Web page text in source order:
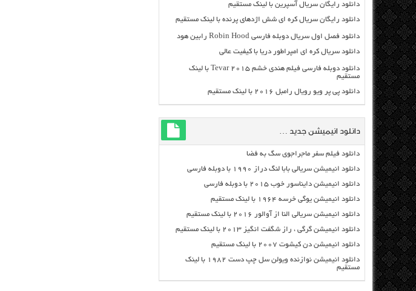
دانلود رایگان سریال آسپرین با لینک مستقیم
دانلود رایگان سریال کره ای شش اژدهای پرنده با لینک مستقیم
دانلود فصل اول سریال دوبله فارسی Robin Hood رابین هود
دانلود سریال کره ای امپراطور دریا با کیفیت عالی
دانلود دوبله فارسی فیلم هندی خشم Tevar ۲۰۱۵ با لینک
مستقیم
دانلود پی پر ویو رویال رامبل ۲۰۱۶ با لینک مستقیم
دانلود انیمیشن جدید …
دانلود فیلم سفر ماجراجوی سگ به فضا
دانلود انیمیشن سریالی بابا لنگ دراز ۱۹۹۰ با دوبله فارسی
دانلود انیمیشن دایناسور خوب ۲۰۱۵ با دوبله فارسی
دانلود انیمیشن یوگی خرسه ۱۹۶۴ با لینک مستقیم
دانلود انیمیشن سریالی النا از آوالور ۲۰۱۶ با لینک مستقیم
دانلود انیمیشن گرگی ، راز شگفت انگیز ۲۰۱۳ با لینک مستقیم
دانلود انیمیشن دن کیشوت ۲۰۰۷ با لینک مستقیم
دانلود انیمیشن نوازنده ویولن سل چپ دست ۱۹۸۲ با لینک
مستقیم